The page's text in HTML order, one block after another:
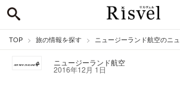
TOP 旅の情報を探す ニュージーランド航空のニ
ニュージーランド航空
2016年12月 1日